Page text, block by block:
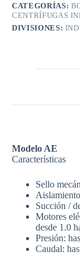
CATEGORÍAS:
CENTRÍFUGAS
DIVISIONES:
Modelo AE
Características
Sello
Succión /
Motores
desde 1.0
Presión:
Caudal: